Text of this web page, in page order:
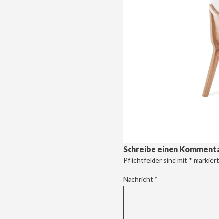
Schreibe einen
Pflichtfelder sind mit *
Nachricht *